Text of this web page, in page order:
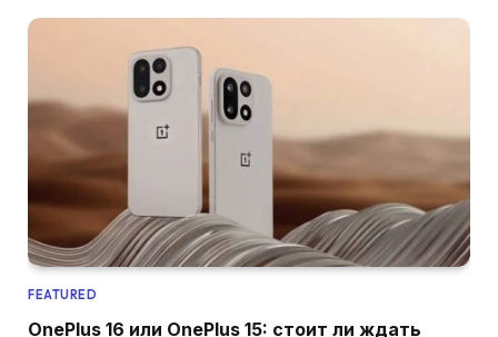
FEATURED
OnePlus 16 или OnePlus 15: стоит ли ждать